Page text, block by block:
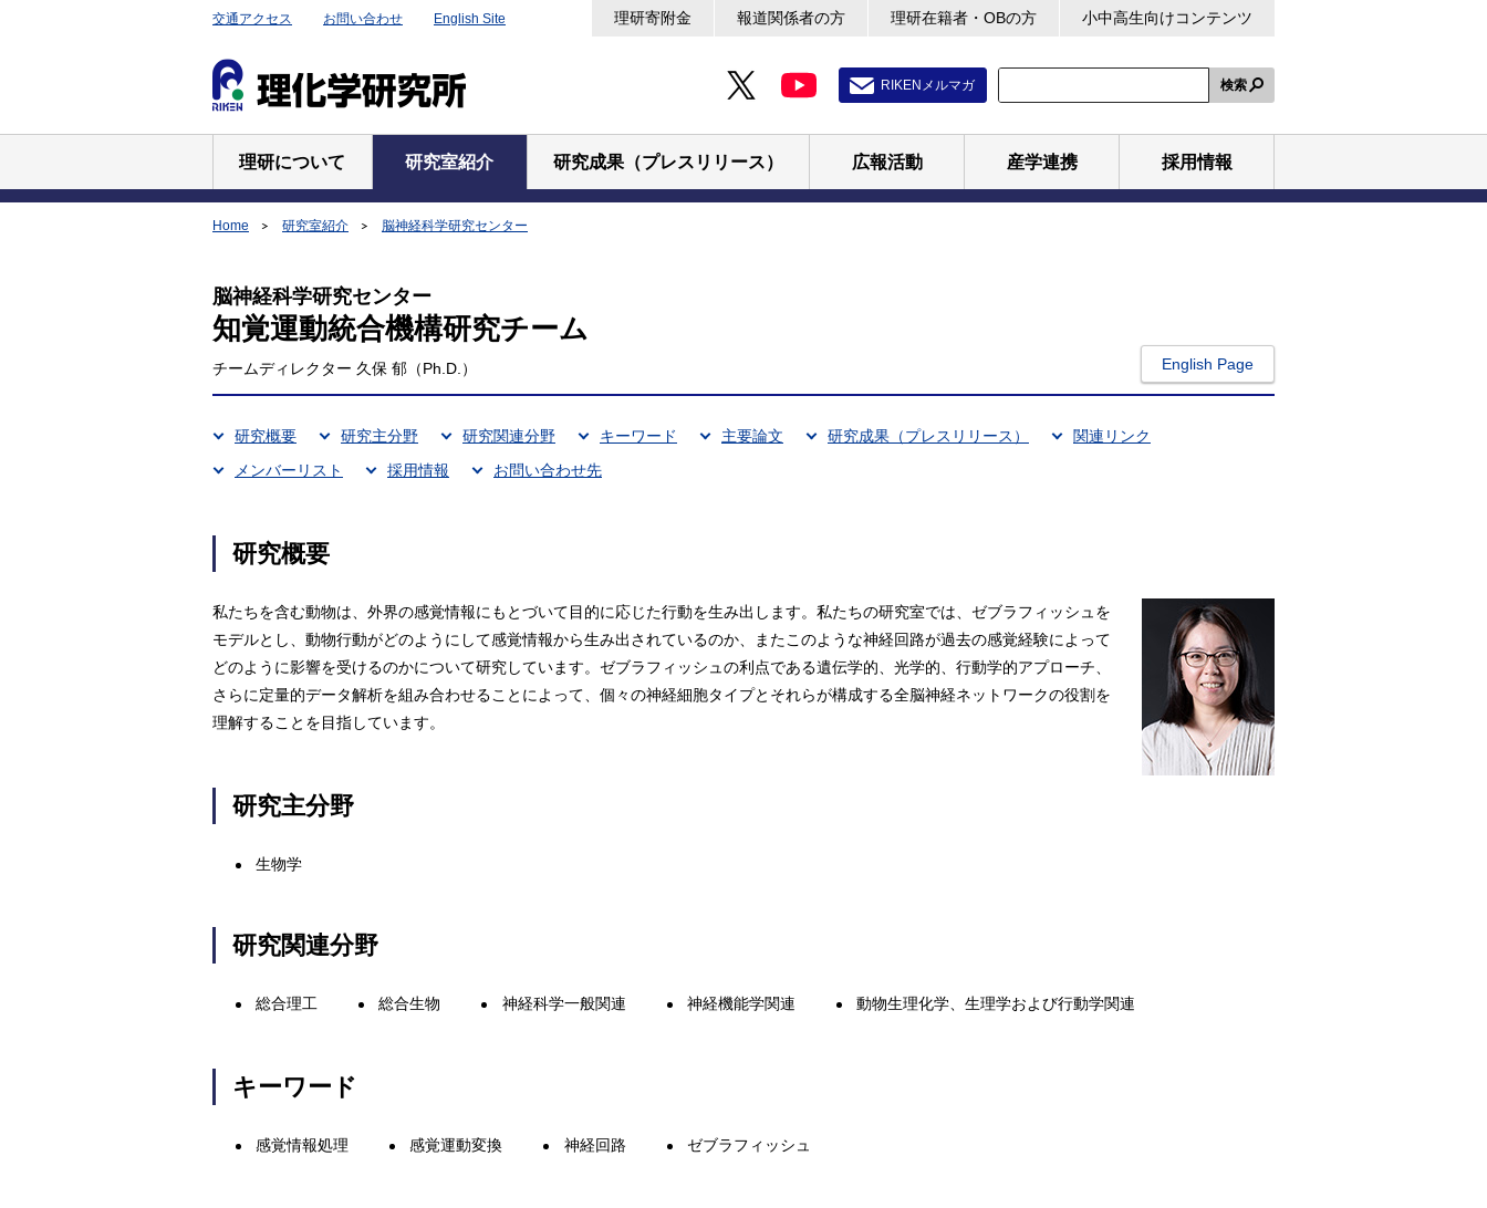
交通アクセス お問い合わせ English Site 理研寄附金 報道関係者の方 理研在籍者・OBの方 小中高生向けコンテンツ
RIKENメルマガ 検索
理研について 研究室紹介 研究成果（プレスリリース） 広報活動 産学連携 採用情報
Home 研究室紹介 脳神経科学研究センター
脳神経科学研究センター
知覚運動統合機構研究チーム
チームディレクター 久保 郁（Ph.D.） English Page
研究概要 研究主分野 研究関連分野 キーワード 主要論文 研究成果（プレスリリース）
関連リンク
メンバーリスト
採用情報 お問い合わせ先
研究概要
私たちを含む動物は、外界の感覚情報にもとづいて目的に応じた行動を生み出します。私たちの研究室では、ゼブラフィッシュを
モデルとし、動物行動がどのようにして感覚情報から生み出されているのか、またこのような神経回路が過去の感覚経験によって
どのように影響を受けるのかについて研究しています。ゼブラフィッシュの利点である遺伝学的、光学的、行動学的アプローチ、
さらに定量的データ解析を組み合わせることによって、個々の神経細胞タイプとそれらが構成する全脳神経ネットワークの役割を
理解することを目指しています。
研究主分野
生物学
研究関連分野
総合理工 総合生物 神経科学一般関連 神経機能学関連 動物生理化学、生理学および行動学関連
キーワード
感覚情報処理 感覚運動変換 神経回路 ゼブラフィッシュ